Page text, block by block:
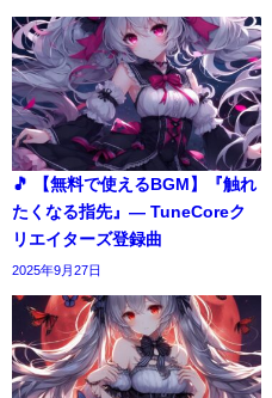
🎵 【無料で使えるBGM】『触れ
たくなる指先』― TuneCoreク
リエイターズ登録曲
2025年9月27日